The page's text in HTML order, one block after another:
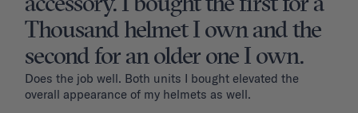
Thousand helmet I own and the
second for an older one I own.
Does the job well. Both units I bought elevated the
overall appearance of my helmets as well.